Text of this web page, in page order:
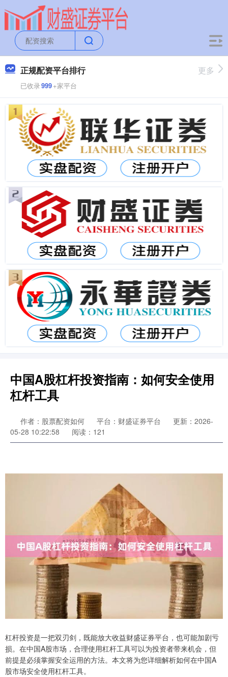
正规配资平台排行
已收录999+家平台
更多
中国A股杠杆投资指南：如何安全使用
杠杆工具
作者：股票配资如何 平台：财盛证券平台
更新：2026-
05-28 10:22:58
阅读：121
杠杆投资是一把双刃剑，既能放大收益财盛证券平台，也可能加剧亏
损。在中国A股市场，合理使用杠杆工具可以为投资者带来机会，但
前提是必须掌握安全运用的方法。本文将为您详细解析如何在中国A
股市场安全使用杠杆工具。